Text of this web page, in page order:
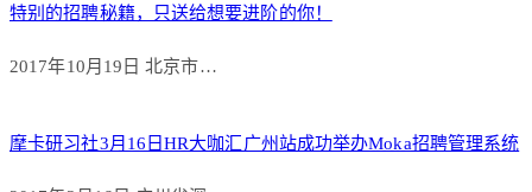
特别的招聘秘籍，只送给想要进阶的你！
2017年10月19日 北京市…
摩卡研习社3月16日HR大咖汇广州站成功举办Moka招聘管理系统